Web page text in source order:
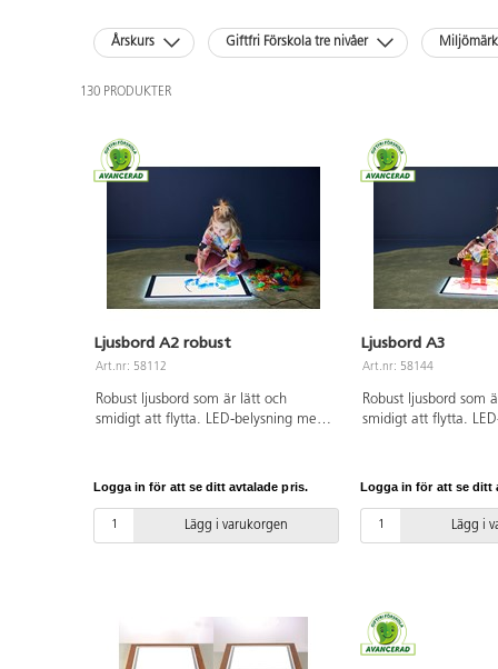
Årskurs Giftfri Förskola tre nivåer
130 PRODUKTER
Ljusbord A2 robust
Art.nr: 58112
Robust ljusbord som är lätt och
smidigt att flytta. LED-belysning med
intryckt i 3-4 sekunder innan det
5v, lågvolt. Magnetkoppling. Mått:
65x45 cm, betraktningsyta
Logga in för att se ditt avtalade pris.
Lägg i varukorgen
Ljusbord A3
Art.nr: 58144
Robust ljusbord som
smidigt att flytta.
intryckt i 3-4
Adapter 220v ingår.
koppling. Mått: 46x34
Logga in för att se ditt
Lägg i